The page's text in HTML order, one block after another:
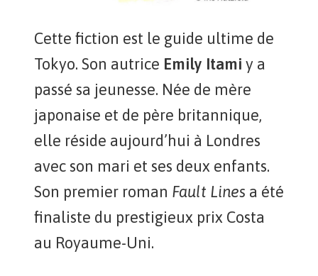
Cette fiction est le guide ultime de
Tokyo. Son autrice Emily Itami y a
passé sa jeunesse. Née de mère
japonaise et de père britannique,
elle réside aujourd’hui à Londres
avec son mari et ses deux enfants.
Son premier roman Fault Lines a été
finaliste du prestigieux prix Costa
au Royaume-Uni.